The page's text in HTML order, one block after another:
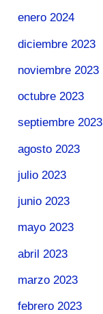
enero 2024
diciembre 2023
noviembre 2023
octubre 2023
septiembre 2023
agosto 2023
julio 2023
junio 2023
mayo 2023
abril 2023
marzo 2023
febrero 2023